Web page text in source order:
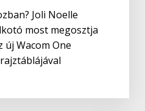
Joli Noelle
most megosztja
új Wacom One